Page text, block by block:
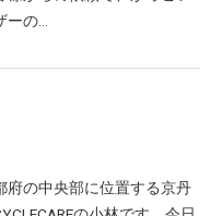
ーの…
府の中央部に位置する京丹